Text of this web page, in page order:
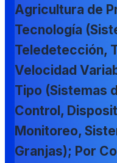
Agricultura de
Tecnología
Teledetección,
Velocidad
Tipo (Sistemas
Control,
Monitoreo,
Granjas); Por